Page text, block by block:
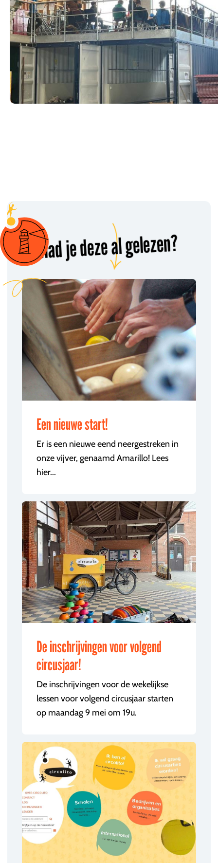
Had je deze al gelezen?
Een nieuwe start!
Er is een nieuwe eend neergestreken in
onze vijver, genaamd Amarillo! Lees
hier...
De inschrijvingen voor volgend
circusjaar!
De inschrijvingen voor de wekelijkse
lessen voor volgend circusjaar starten
op maandag 9 mei om 19u.